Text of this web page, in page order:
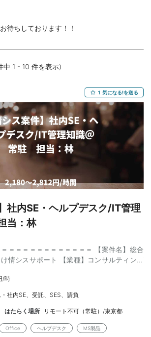
待ちしております！！
中 1 - 10 件を表示)
1 気になる!を送る
社内SE・ヘルプデスク/IT管理
当：林
＝＝＝＝＝＝＝＝＝＝＝＝ 【案件名】総合
情シスサポート 【業種】コンサルティング
ションの利用に関する対応 ・ハードウェ
ンス、アクセス権限などの申請・管理 ・社
等の在庫管理 【スキル】 ＜必須＞ ・ヘル
ライセンスなどのIT管理としての一般的な知
の業務経験 ・良好なコミュニケーションス
/時
社内SE、受託、SES、請負
はたらく場所 リモート不可（常駐）/東京都
Office ヘルプデスク MS製品